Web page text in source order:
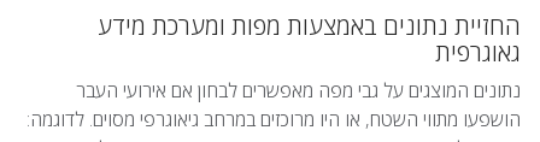
החזיית נתונים באמצעות מפות ומערכת מידע
גאוגרפית
נתונים המוצגים על גבי מפה מאפשרים לבחון אם אירועי העבר
הושפעו מתווי השטח, או היו מרוכזים במרחב גיאוגרפי מסוים. לדוגמה: